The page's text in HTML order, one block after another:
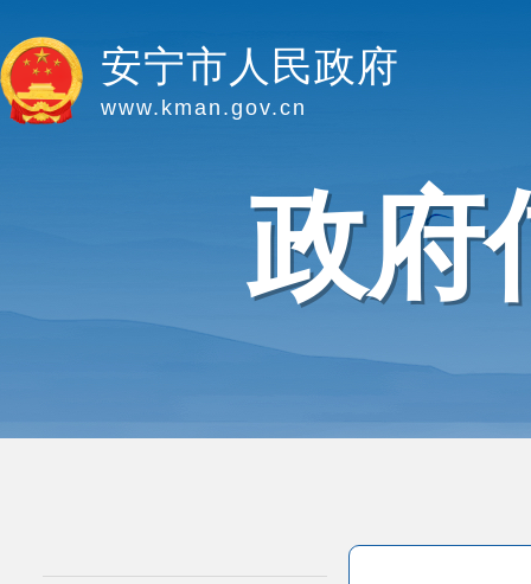
安宁市人民政府
www.kman.gov.cn
政府